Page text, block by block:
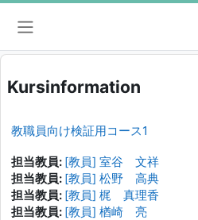
Zum Hauptinhalt
Kursinformation
教職員向け検証用コース1
担当教員: [教員] 室谷 文祥
担当教員: [教員] 松野 高典
担当教員: [教員] 梶 真理香
担当教員: [教員] 楢崎 亮